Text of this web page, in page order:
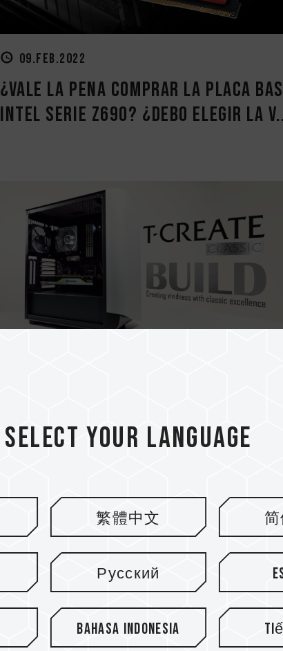
09.FEB.2022
¿Vale la pena comprar la placa
Intel serie Z690? ¿Debo elegir la
instrucciones de instalación para...
Select your language
繁體中文
Русский
Bahasa Indonesia